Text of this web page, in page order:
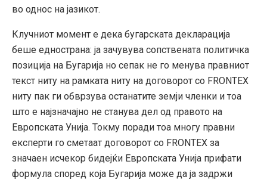
во однос на јазикот.
Клучниот момент е дека бугарската декларација
беше еднострана: ја зачувува сопствената политичка
позиција на Бугарија но сепак не го менува правниот
текст ниту на рамката ниту на договорот со FRONTEX
ниту пак ги обврзува останатите земји членки и тоа
што е најзначајно не станува дел од правото на
Европската Унија. Токму поради тоа многу правни
експерти го сметаат договорот со FRONTEX за
значаен исчекор бидејќи Европската Унија прифати
формула според која Бугарија може да ја задржи